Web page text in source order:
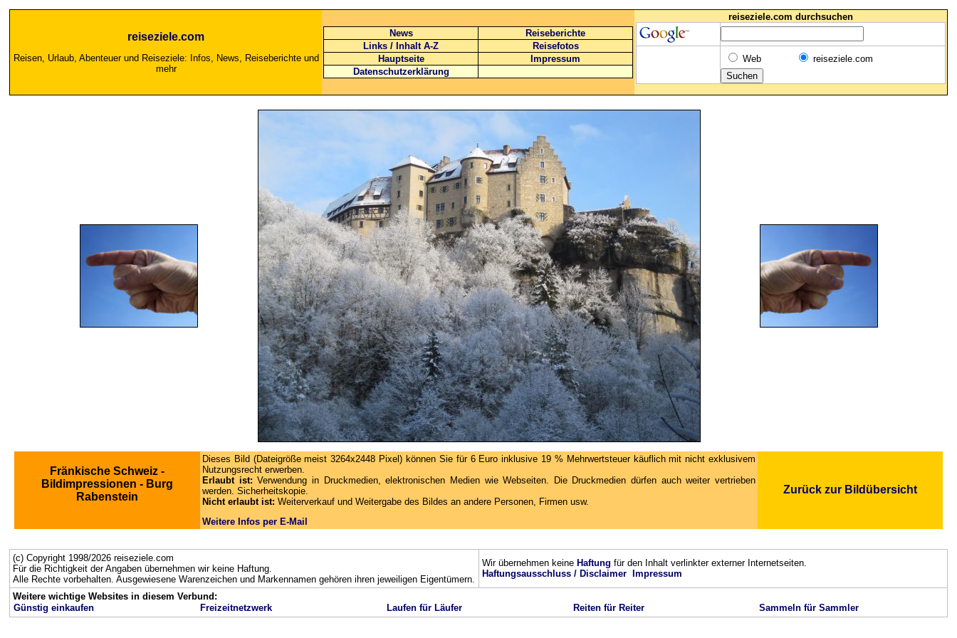
reiseziele.com
Reisen, Urlaub, Abenteuer und Reiseziele: Infos, News, Reiseberichte und
mehr
News
Reiseberichte
Links / Inhalt A-Z
Reisefotos
Hauptseite
Impressum
Datenschutzerklärung
reiseziele.com durchsuchen
Web reiseziele.com
Fränkische Schweiz -
Bildimpressionen - Burg
Rabenstein
Dieses Bild (Dateigröße meist 3264x2448 Pixel) können Sie für 6 Euro inklusive 19 % Mehrwertsteuer käuflich mit nicht exklusivem
Nutzungsrecht erwerben.
Erlaubt ist:Verwendung in Druckmedien, elektronischen Medien wie Webseiten. Die Druckmedien dürfen auch weiter vertrieben
werden. Sicherheitskopie.
Nicht erlaubt ist: Weiterverkauf und Weitergabe des Bildes an andere Personen, Firmen usw.
Weitere Infos per E-Mail
Zurück zur Bildübersicht
(c) Copyright 1998/2026 reiseziele.com
Für die Richtigkeit der Angaben übernehmen wir keine Haftung.
Alle Rechte vorbehalten. Ausgewiesene Warenzeichen und Markennamen gehören ihren jeweiligen Eigentümern.
Wir übernehmen keine Haftung für den Inhalt verlinkter externer Internetseiten.
Haftungsausschluss / Disclaimer
Impressum
Weitere wichtige Websites in diesem Verbund:
Günstig einkaufen
Freizeitnetzwerk Laufen für Läufer Reiten für Reiter Sammeln für Sammler